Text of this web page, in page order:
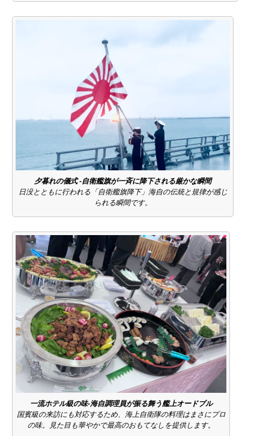
夕暮れの儀式 ‐自衛艦旗が一斉に降下される厳かな瞬間
日没とともに行われる「自衛艦旗降下」海自の伝統と規律が感じ
られる瞬間です。
一流ホテル級の味-海自調理員が振る舞う艦上オードブル
国賓級の来訪にも対応するため、海上自衛隊の料理はまさにプロ
の味。見た目も華やかで最高のおもてなしを提供します。